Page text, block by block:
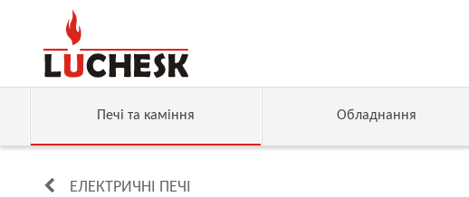
Печі та каміння Обладнання
ЕЛЕКТРИЧНІ ПЕЧІ